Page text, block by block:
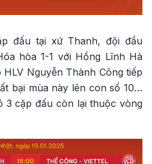
đấu tại xứ Thanh, đội đầu
hòa 1-1 với Hồng Lĩnh Hà
Nguyễn Thành Công tiếp
bại mùa này lên con số 10…
3 cặp đấu còn lại thuộc vòng